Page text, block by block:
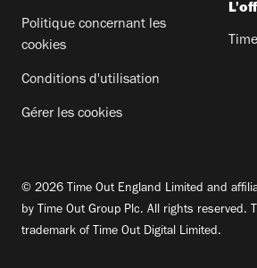
Politique concernant les
cookies
Conditions d'utilisation
Gérer les cookies
© 2026 Time Out England Limited and
by Time Out Group Plc. All rights reserved.
trademark of Time Out Digital Limited.